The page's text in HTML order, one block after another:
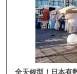
全天候型！日本有